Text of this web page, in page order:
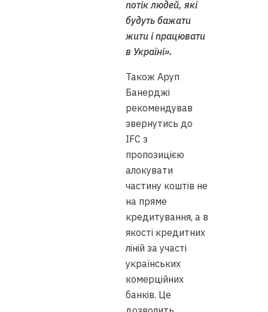
потік людей, які
будуть бажати
жити і працювати
в Україні».
Також Аруп
Банерджі
рекомендував
звернутись до
IFC з
пропозицією
алокувати
частину коштів не
на пряме
кредитування, а в
якості кредитних
ліній за участі
українських
комерційних
банків. Це